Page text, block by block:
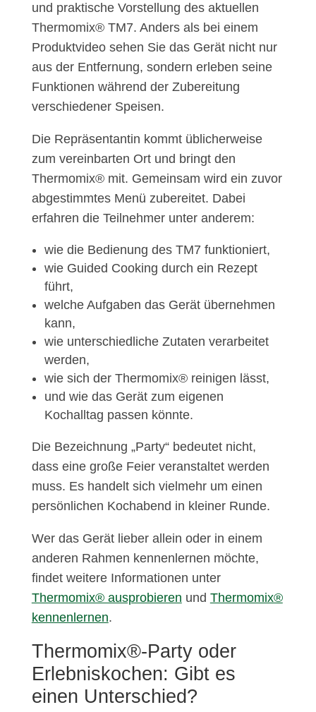
und praktische Vorstellung des aktuellen
Thermomix® TM7. Anders als bei einem
Produktvideo sehen Sie das Gerät nicht nur
aus der Entfernung, sondern erleben seine
Funktionen während der Zubereitung
verschiedener Speisen.
Die Repräsentantin kommt üblicherweise
zum vereinbarten Ort und bringt den
Thermomix® mit. Gemeinsam wird ein zuvor
abgestimmtes Menü zubereitet. Dabei
erfahren die Teilnehmer unter anderem:
wie die Bedienung des TM7 funktioniert,
wie Guided Cooking durch ein Rezept
führt,
welche Aufgaben das Gerät übernehmen
kann,
wie unterschiedliche Zutaten verarbeitet
werden,
wie sich der Thermomix® reinigen lässt,
und wie das Gerät zum eigenen
Kochalltag passen könnte.
Die Bezeichnung „Party“ bedeutet nicht,
dass eine große Feier veranstaltet werden
muss. Es handelt sich vielmehr um einen
persönlichen Kochabend in kleiner Runde.
Wer das Gerät lieber allein oder in einem
anderen Rahmen kennenlernen möchte,
findet weitere Informationen unter
Thermomix® ausprobieren und Thermomix®
kennenlernen.
Thermomix®-Party oder
Erlebniskochen: Gibt es
einen Unterschied?